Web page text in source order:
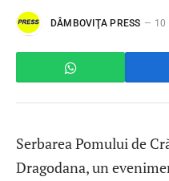
DÂMBOVIŢA PRESS 10
Serbarea Pomului de
Dragodana, un